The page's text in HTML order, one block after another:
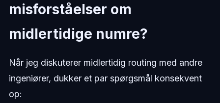
misforståelser om
midlertidige numre?
Når jeg diskuterer midlertidig routing med andre
ingeniører, dukker et par spørgsmål konsekvent
op: